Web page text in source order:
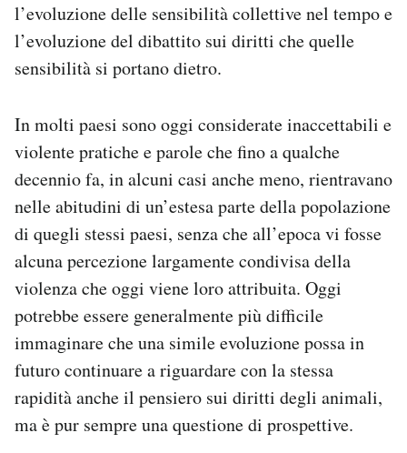
l’evoluzione delle sensibilità collettive nel tempo e
l’evoluzione del dibattito sui diritti che quelle
sensibilità si portano dietro.
In molti paesi sono oggi considerate inaccettabili e
violente pratiche e parole che fino a qualche
decennio fa, in alcuni casi anche meno, rientravano
nelle abitudini di un’estesa parte della popolazione
di quegli stessi paesi, senza che all’epoca vi fosse
alcuna percezione largamente condivisa della
violenza che oggi viene loro attribuita. Oggi
potrebbe essere generalmente più difficile
immaginare che una simile evoluzione possa in
futuro continuare a riguardare con la stessa
rapidità anche il pensiero sui diritti degli animali,
ma è pur sempre una questione di prospettive.